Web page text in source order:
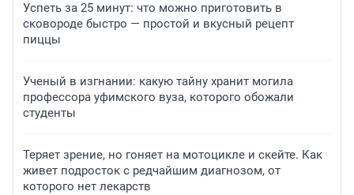
Успеть за 25 минут: что можно приготовить в
сковороде быстро — простой и вкусный рецепт
пиццы
Ученый в изгнании: какую тайну хранит могила
профессора уфимского вуза, которого обожали
студенты
Теряет зрение, но гоняет на мотоцикле и скейте. Как
живет подросток с редчайшим диагнозом, от
которого нет лекарств